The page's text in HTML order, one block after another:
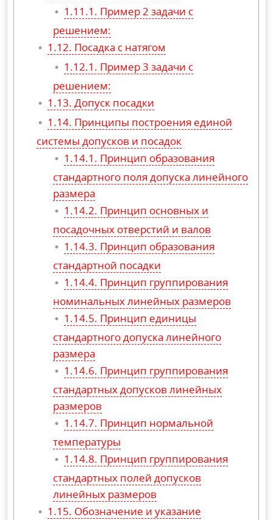
Пример 2 задачи с
решением:
Посадка с натягом
Пример 3 задачи с
решением:
Допуск посадки
Принципы построения единой
системы допусков и посадок
Принцип образования
стандартного поля допуска линейного
размера
Принцип основных и
посадочных отверстий и валов
Принцип образования
стандартной посадки
Принцип группирования
номинальных линейных размеров
Принцип единицы
стандартного допуска линейного
размера
Принцип группирования
стандартных допусков линейных
размеров
Принцип нормальной
температуры
Принцип группирования
стандартных полей допусков
линейных размеров
Обозначение и указание